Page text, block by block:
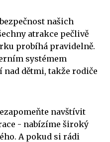
našich
atrakce pečlivě
probíhá pravidelně.
systémem
dětmi, takže rodiče
navštívit
- nabízíme široký
A pokud si rádi